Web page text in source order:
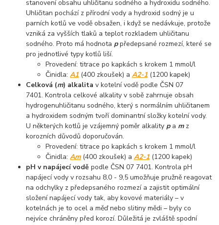
stanovení obsahu uhličitanu sodného a hydroxidu sodného.
Uhličitan pochází z přírodní vody a hydroxid sodný je u
parních kotlů ve vodě obsažen, i když se nedávkuje, protože
vzniká za vyšších tlaků a teplot rozkladem uhličitanu
sodného. Proto má hodnota ppředepsané rozmezí, které se
pro jednotlivé typy kotlů liší.
Provedení: titrace po kapkách s krokem 1 mmol/l
Činidla:A1 (400 zkoušek) aA2-1 (1200 kapek)
Celková (m) alkalita v kotelní vodě podle ČSN 07
7401. Kontrola celkové alkality v sobě zahrnuje obsah
hydrogenuhličitanu sodného, který s normálním uhličitanem
a hydroxidem sodným tvoří dominantní složky kotelní vody.
U některých kotlů je vzájemný poměr alkality pa mz
korozních důvodů doporučován.
Provedení: titrace po kapkách s krokem 1 mmol/l
Činidla:Am(400 zkoušek) aA2-1 (1200 kapek)
pH v napájecí vodě podle ČSN 07 7401. Kontrola pH
napájecí vody v rozsahu 8,0 - 9,5 umožňuje pružně reagovat
na odchylky z předepsaného rozmezí a zajistit optimální
složení napájecí vody tak, aby kovové materiály – v
kotelnách je to ocel a měď nebo slitiny mědi – byly co
nejvíce chráněny před korozí. Důležitá je zvláště spodní